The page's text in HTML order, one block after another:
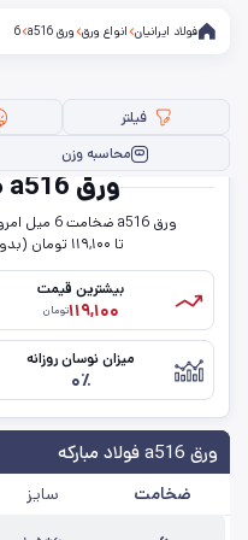
فولاد ایرانیان انواع ورق ورق a516 6
ضخامت
کارخانه
فیلتر
محاسبه وزن
ورق a516 ضخامت 6 میل
تا ۱۱۹,۱۰۰ تومان (بدون احتساب مالیات) قرار دارد.
بیشترین قیمت
۱۱۹,۱۰۰تومان
میزان نوسان روزانه
۰٪
ورق a516 فولاد مبارکه
ضخامت سایز